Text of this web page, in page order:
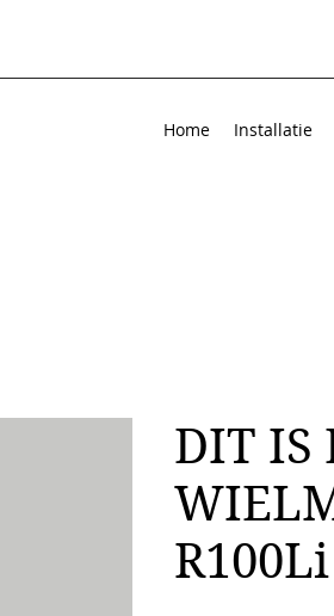
Home Installatie
DIT IS
R100Li